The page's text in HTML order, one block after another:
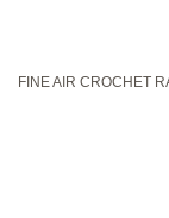
FINE AIR CROCHET